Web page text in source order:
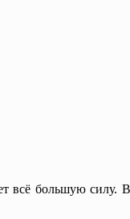
большую силу.